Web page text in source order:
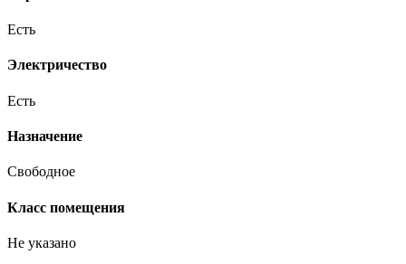
Есть
Электричество
Есть
Назначение
Свободное
Класс помещения
Не указано